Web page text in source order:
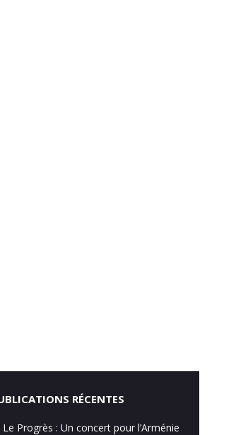
RÉCENTES
Le Progrès : Un concert pour l’Arménie